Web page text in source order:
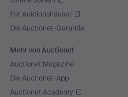
Für Auktionshäuser
Die Auctionet-Garantie
Mehr von Auctionet
Auctionet Magazine
Die Auctionet-App
Auctionet Academy